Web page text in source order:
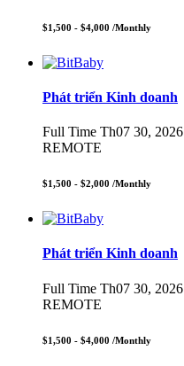
$1,500 - $4,000 /Monthly
Phát triển Kinh doanh
Full Time Th07 30, 2026
REMOTE
$1,500 - $2,000 /Monthly
Phát triển Kinh doanh
Full Time Th07 30, 2026
REMOTE
$1,500 - $4,000 /Monthly